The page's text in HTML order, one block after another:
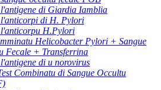
l'antigene di Giardia Iamblia
l'anticorpi di H. Pylori
l'anticorpu H.Pylori
Helicobacter Pylori + Sangue
Fecale + Transferrina
l'antigene di u norovirus
Combinatu di Sangue Occultu